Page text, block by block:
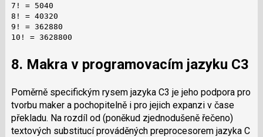
7! = 5040
8! = 40320
9! = 362880
10! = 3628800
8. Makra v programovacím jazyku C3
Poměrně specifickým rysem jazyka C3 je jeho podpora pro
tvorbu maker a pochopitelně i pro jejich expanzi v čase
překladu. Na rozdíl od (poněkud zjednodušeně řečeno)
textových substitucí prováděných preprocesorem jazyka C